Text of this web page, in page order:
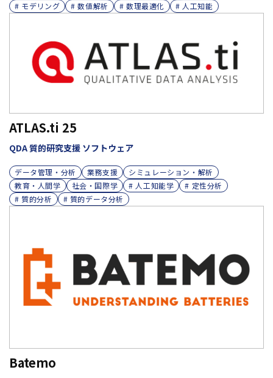
# モデリング
# 数値解析 # 数理最適化 # 人工知能
ATLAS.ti 25
QDA 質的研究支援 ソフトウェア
データ管理・分析 業務支援
シミュレーション・解析
教育・人間学
社会・国際学 # 人工知能学
# 定性分析
# 質的分析
# 質的データ分析
Batemo